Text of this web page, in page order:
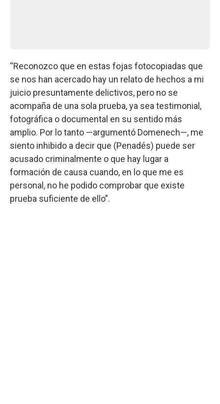
“Reconozco que en estas fojas fotocopiadas que
se nos han acercado hay un relato de hechos a mi
juicio presuntamente delictivos, pero no se
acompaña de una sola prueba, ya sea testimonial,
fotográfica o documental en su sentido más
amplio. Por lo tanto —argumentó Domenech—, me
siento inhibido a decir que (Penadés) puede ser
acusado criminalmente o que hay lugar a
formación de causa cuando, en lo que me es
personal, no he podido comprobar que existe
prueba suficiente de ello”.